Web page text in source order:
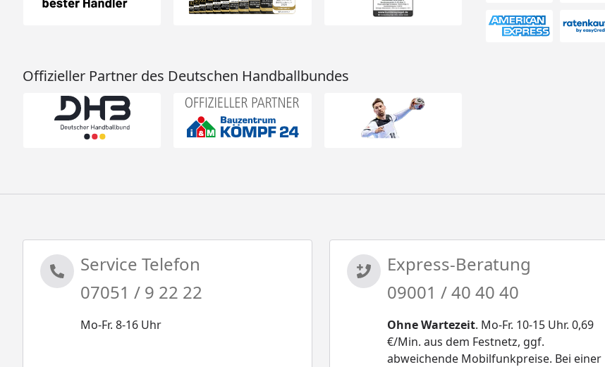
Offizieller Partner des Deutschen Handballbundes
Service Telefon
07051 / 9 22 22
Mo-Fr. 8-16 Uhr
Express-Beratung
09001 / 40 40 40
Ohne Wartezeit. Mo-Fr. 10-15 Uhr. 0,69
€/Min. aus dem Festnetz, ggf.
abweichende Mobilfunkpreise. Bei einer